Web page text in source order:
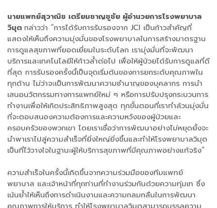
นายแพทย์สุวาณิช เตรียมชาญชูชัย ผู้อำนวยการโรงพยาบาล
วิมุต กล่าวว่า “การได้รับการรับรองจาก JCI เป็นก้าวสำคัญที่
แสดงให้เห็นถึงความมุ่งมั่นของโรงพยาบาลในการสร้างมาตรฐาน
การดูแลสุขภาพที่ยอดเยี่ยมในระดับโลก เรามุ่งมั่นที่จะพัฒนา
บริการและเทคโนโลยีให้ก้าวล้ำต่อไป เพื่อให้ผู้ป่วยได้รับการดูแลที่ดี
ที่สุด การรับรองครั้งนี้เป็นจุดเริ่มต้นของการยกระดับคุณภาพใน
ทุกด้าน ไม่ว่าจะเป็นการพัฒนาความชำนาญของบุคลากร การนำ
เสนอนวัตกรรมทางการแพทย์ใหม่ ๆ หรือการปรับปรุงกระบวนการ
ทำงานเพื่อให้เกิดประสิทธิภาพสูงสุด ทุกขั้นตอนที่เราทำล้วนมุ่งมั่น
ที่จะตอบสนองความต้องการและความหวังของผู้ป่วยและ
ครอบครัวของพวกเขา โดยเราเชื่อว่าการพัฒนาอย่างไม่หยุดยั้งจะ
นำพาเราไปสู่ความสำเร็จที่ยิ่งใหญ่ยิ่งขึ้นและทำให้โรงพยาบาลวิมุต
เป็นที่ไว้วางใจในฐานะผู้ให้บริการสุขภาพที่มีคุณภาพอย่างแท้จริง”
ความสำเร็จในครั้งนี้เกิดขึ้นจากความร่วมมือของทีมแพทย์
พยาบาล และเจ้าหน้าที่ทุกท่านที่ทำงานร่วมกันด้วยความทุ่มเท ซึ่ง
เน้นย้ำให้เห็นถึงการดำเนินงานและความกลมกลืนในการพัฒนา